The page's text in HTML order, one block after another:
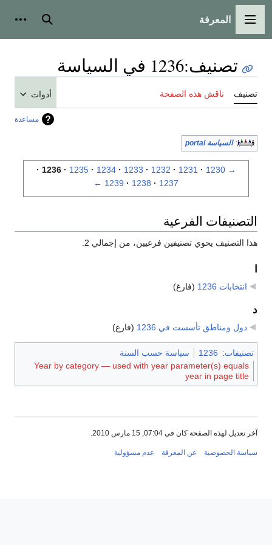
القائمة الرئيسية
المعرفة بحث
تصنيف:1236 في السياسة
تصنيف ناقش هذه الصفحة أدوات
مساعدة
السياسة portal
→
1230
1231
1232
1233
1234
1235
1236
1237
1238
1239
←
التصنيفات الفرعية
هذا التصنيف يحوي تصنيفين فرعيين، من إجمالي 2.
انتخابات 1236 (فارغ)
د
دول ومناطق تأسست في 1236 (فارغ)
تصنيفات:
1236
سياسة حسب السنة
Year by category — used with year parameter(s) equals
year in page title
آخر تعديل لهذه الصفحة كان في 07:04, 15 مارس 2010.
سياسة الخصوصية عن المعرفة عدم مسؤولية